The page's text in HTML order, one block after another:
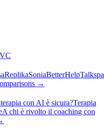
ReplikaSoniaBetterHelp
→
con AI è sicura?Terapia
A chi è rivolto il coaching con